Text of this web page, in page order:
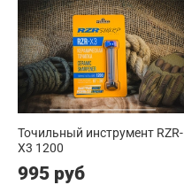
Точильный инструмент RZR-
X3 1200
995 руб